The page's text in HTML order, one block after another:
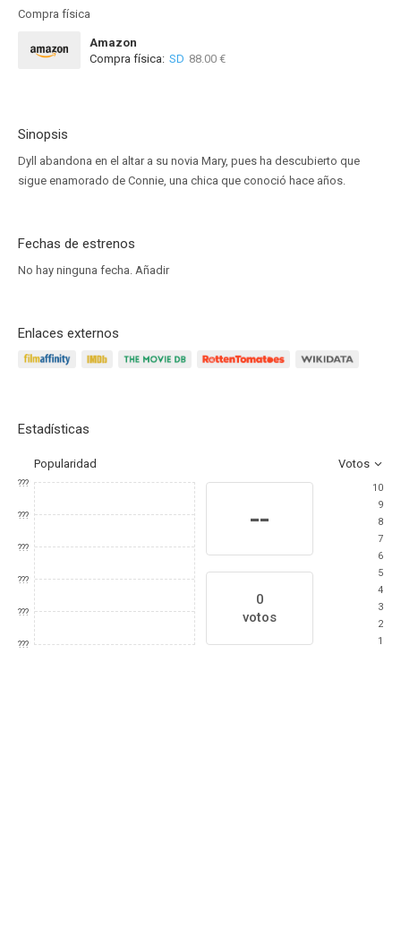
Compra física
Amazon
Compra física: SD 88.00 €
Sinopsis
Dyll abandona en el altar a su novia Mary, pues ha descubierto que
sigue enamorado de Connie, una chica que conoció hace años.
Fechas de estrenos
No hay ninguna fecha. Añadir
Enlaces externos
Estadísticas
Popularidad Votos
???
???
???
???
???
???
--
0
votos
10
9
8
7
6
5
4
3
2
1